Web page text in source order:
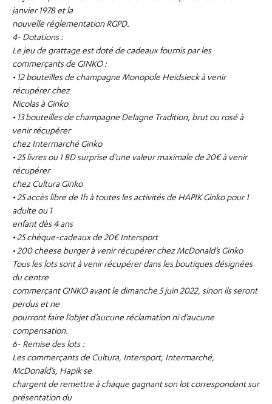
janvier 1978 et la
nouvelle réglementation RGPD.
4- Dotations :
Le jeu de grattage est doté de cadeaux fournis par les
commerçants de GINKO :
• 12 bouteilles de champagne Monopole Heidsieck à venir
récupérer chez
Nicolas à Ginko
• 13 bouteilles de champagne Delagne Tradition, brut ou rosé à
venir récupérer
chez Intermarché Ginko
• 25 livres ou 1 BD surprise d’une valeur maximale de 20€ à venir
récupérer
chez Cultura Ginko
• 25 accès libre de 1h à toutes les activités de HAPIK Ginko pour 1
adulte ou 1
enfant dès 4 ans
• 25 chèque-cadeaux de 20€ Intersport
• 200 cheese burger à venir récupérer chez McDonald’s Ginko
Tous les lots sont à venir récupérer dans les boutiques désignées
du centre
commerçant GINKO avant le dimanche 5 juin 2022, sinon ils seront
perdus et ne
pourront faire l’objet d’aucune réclamation ni d’aucune
compensation.
6- Remise des lots :
Les commerçants de Cultura, Intersport, Intermarché,
McDonald’s, Hapik se
chargent de remettre à chaque gagnant son lot correspondant sur
présentation du